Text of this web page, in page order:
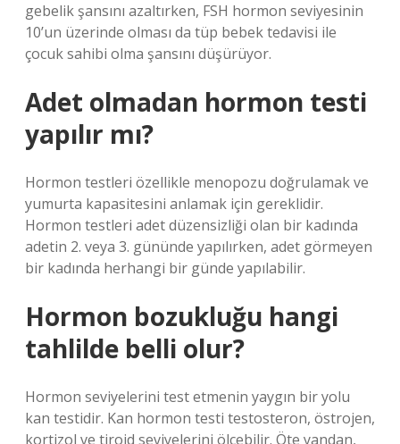
gebelik şansını azaltırken, FSH hormon seviyesinin
10’un üzerinde olması da tüp bebek tedavisi ile
çocuk sahibi olma şansını düşürüyor.
Adet olmadan hormon testi
yapılır mı?
Hormon testleri özellikle menopozu doğrulamak ve
yumurta kapasitesini anlamak için gereklidir.
Hormon testleri adet düzensizliği olan bir kadında
adetin 2. veya 3. gününde yapılırken, adet görmeyen
bir kadında herhangi bir günde yapılabilir.
Hormon bozukluğu hangi
tahlilde belli olur?
Hormon seviyelerini test etmenin yaygın bir yolu
kan testidir. Kan hormon testi testosteron, östrojen,
kortizol ve tiroid seviyelerini ölçebilir. Öte yandan,